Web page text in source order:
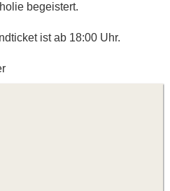
begeistert.
ist ab 18:00 Uhr.